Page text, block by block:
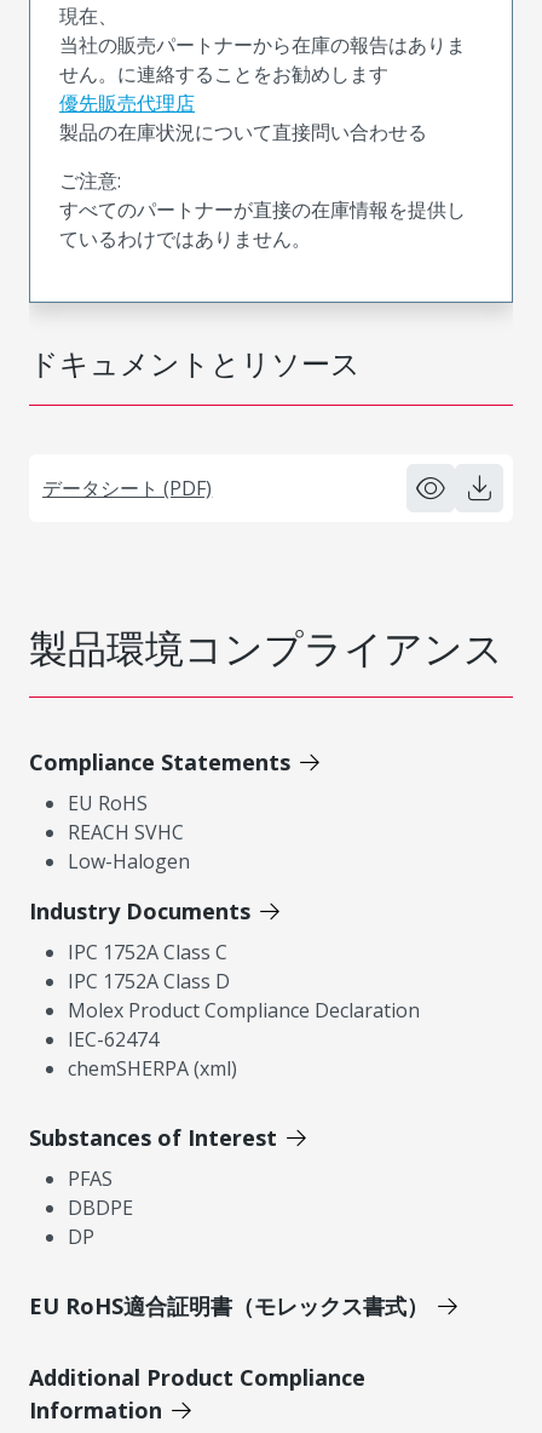
ドキュメントとリソース
データシート (PDF)
現在、
当社の販売パートナーから在庫の報告はありま
せん。に連絡することをお勧めします
優先販売代理店
製品の在庫状況について直接問い合わせる
ご注意:
すべてのパートナーが直接の在庫情報を提供し
ているわけではありません。
製品環境コンプライアンス
Compliance Statements
EU RoHS
REACH SVHC
Low-Halogen
Industry Documents
IPC 1752A Class C
IPC 1752A Class D
Molex Product Compliance Declaration
IEC-62474
chemSHERPA (xml)
Substances of Interest
PFAS
DBDPE
DP
EU RoHS適合証明書（モレックス書式）
Additional Product Compliance
Information